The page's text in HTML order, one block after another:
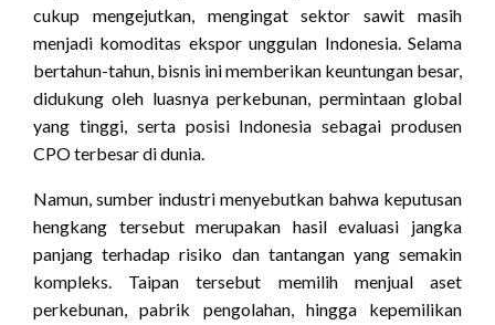
cukup mengejutkan, mengingat sektor sawit masih
menjadi komoditas ekspor unggulan Indonesia. Selama
bertahun-tahun, bisnis ini memberikan keuntungan besar,
didukung oleh luasnya perkebunan, permintaan global
yang tinggi, serta posisi Indonesia sebagai produsen
CPO terbesar di dunia.
Namun, sumber industri menyebutkan bahwa keputusan
hengkang tersebut merupakan hasil evaluasi jangka
panjang terhadap risiko dan tantangan yang semakin
kompleks. Taipan tersebut memilih menjual aset
perkebunan, pabrik pengolahan, hingga kepemilikan